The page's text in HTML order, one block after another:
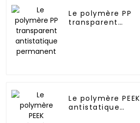
Le polymère PP
transparent
Le polymère PEEK
antistatique